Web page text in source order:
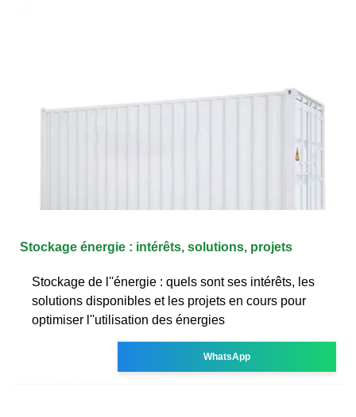
Stockage énergie : intérêts, solutions, projets
Stockage de l''énergie : quels sont ses intérêts, les
solutions disponibles et les projets en cours pour
optimiser l''utilisation des énergies
WhatsApp